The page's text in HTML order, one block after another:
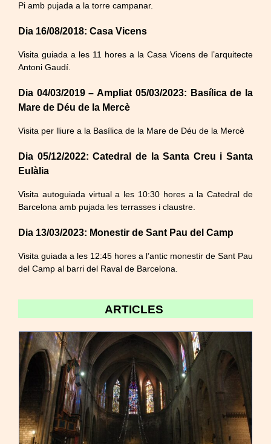
Pi amb pujada a la torre campanar.
Dia 16/08/2018: Casa Vicens
Visita guiada a les 11 hores a la Casa Vicens de l’arquitecte
Antoni Gaudí.
Dia 04/03/2019 – Ampliat 05/03/2023: Basílica de la
Mare de Déu de la Mercè
Visita per lliure a la Basílica de la Mare de Déu de la Mercè
Dia 05/12/2022: Catedral de la Santa Creu i Santa
Eulàlia
Visita autoguiada virtual a les 10:30 hores a la Catedral de
Barcelona amb pujada les terrasses i claustre.
Dia 13/03/2023: Monestir de Sant Pau del Camp
Visita guiada a les 12:45 hores a l’antic monestir de Sant Pau
del Camp al barri del Raval de Barcelona.
ARTICLES